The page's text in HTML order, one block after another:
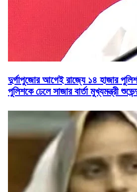
দুর্গাপুজোর আগেই রাজ্যে ১৪ হাজার
পুলিশকে ঢেলে সাজার বার্তা মুখ্যমন্ত্রী